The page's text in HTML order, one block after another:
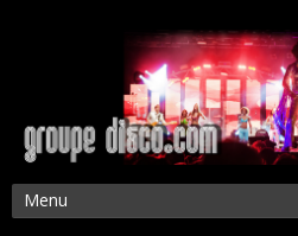
Menu